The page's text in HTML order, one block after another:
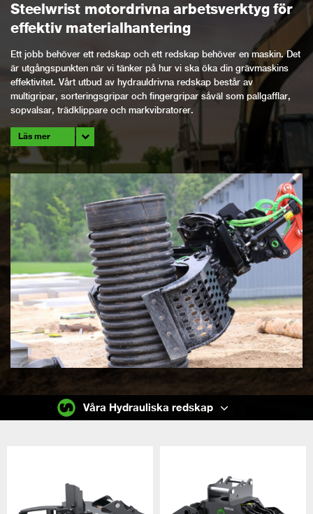
Steelwrist motordrivna arbetsverktyg för
effektiv materialhantering
Ett jobb behöver ett redskap och ett redskap behöver en maskin. Det
är utgångspunkten när vi tänker på hur vi ska öka din grävmaskins
effektivitet. Vårt utbud av hydrauldrivna redskap består av
multigripar, sorteringsgripar och fingergripar såväl som pallgafflar,
sopvalsar, trädklippare och markvibratorer.
Läs mer
Våra Hydrauliska redskap